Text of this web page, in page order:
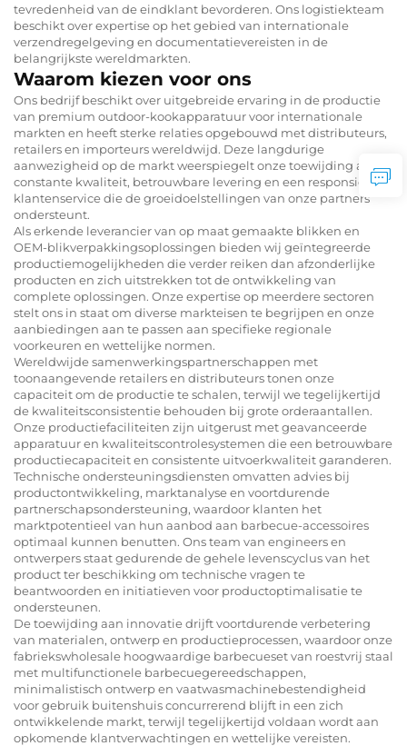
tevredenheid van de eindklant bevorderen. Ons logistiekteam
beschikt over expertise op het gebied van internationale
verzendregelgeving en documentatievereisten in de
belangrijkste wereldmarkten.
Waarom kiezen voor ons
Ons bedrijf beschikt over uitgebreide ervaring in de productie
van premium outdoor-kookapparatuur voor internationale
markten en heeft sterke relaties opgebouwd met distributeurs,
retailers en importeurs wereldwijd. Deze langdurige
aanwezigheid op de markt weerspiegelt onze toewijding aan
constante kwaliteit, betrouwbare levering en een responsieve
klantenservice die de groeidoelstellingen van onze partners
ondersteunt.
Als erkende leverancier van op maat gemaakte blikken en
OEM-blikverpakkingsoplossingen bieden wij geïntegreerde
productiemogelijkheden die verder reiken dan afzonderlijke
producten en zich uitstrekken tot de ontwikkeling van
complete oplossingen. Onze expertise op meerdere sectoren
stelt ons in staat om diverse markteisen te begrijpen en onze
aanbiedingen aan te passen aan specifieke regionale
voorkeuren en wettelijke normen.
Wereldwijde samenwerkingspartnerschappen met
toonaangevende retailers en distributeurs tonen onze
capaciteit om de productie te schalen, terwijl we tegelijkertijd
de kwaliteitsconsistentie behouden bij grote orderaantallen.
Onze productiefaciliteiten zijn uitgerust met geavanceerde
apparatuur en kwaliteitscontrolesystemen die een betrouwbare
productiecapaciteit en consistente uitvoerkwaliteit garanderen.
Technische ondersteuningsdiensten omvatten advies bij
productontwikkeling, marktanalyse en voortdurende
partnerschapsondersteuning, waardoor klanten het
marktpotentieel van hun aanbod aan barbecue-accessoires
optimaal kunnen benutten. Ons team van engineers en
ontwerpers staat gedurende de gehele levenscyclus van het
product ter beschikking om technische vragen te
beantwoorden en initiatieven voor productoptimalisatie te
ondersteunen.
De toewijding aan innovatie drijft voortdurende verbetering
van materialen, ontwerp en productieprocessen, waardoor onze
fabriekswholesale hoogwaardige barbecueset van roestvrij staal
met multifunctionele barbecuegereedschappen,
minimalistisch ontwerp en vaatwasmachinebestendigheid
voor gebruik buitenshuis concurrerend blijft in een zich
ontwikkelende markt, terwijl tegelijkertijd voldaan wordt aan
opkomende klantverwachtingen en wettelijke vereisten.